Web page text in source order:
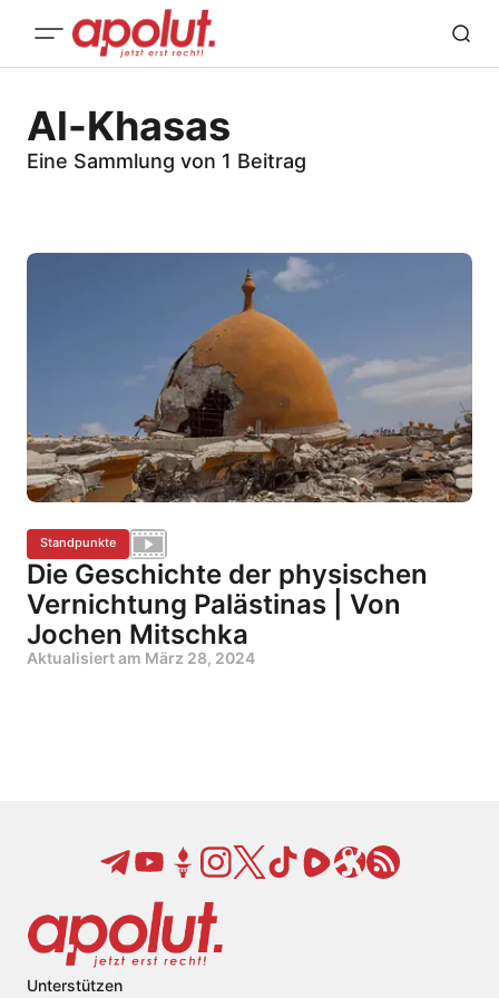
Al-Khasas
Eine Sammlung von 1 Beitrag
Standpunkte
Die Geschichte der physischen
Vernichtung Palästinas | Von
Jochen Mitschka
Aktualisiert am März 28, 2024
Unterstützen